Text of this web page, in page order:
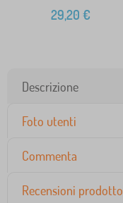
29,20 €
Descrizione
Foto utenti
Commenta
Recensioni prodotto